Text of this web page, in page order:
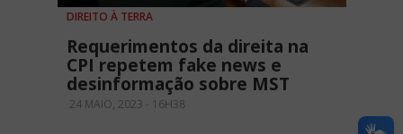
DIREITO À TERRA
Requerimentos da direita na
CPI repetem fake news e
desinformação sobre MST
24 MAIO, 2023 - 16H38